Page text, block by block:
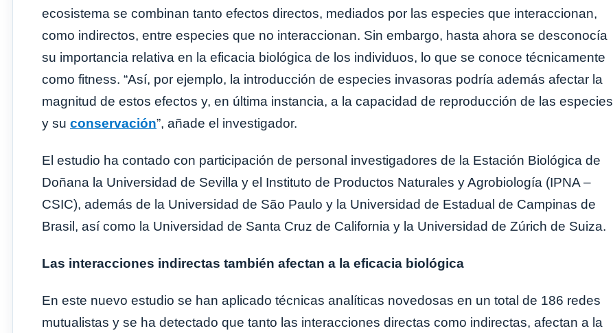
ecosistema se combinan tanto efectos directos, mediados por las especies que interaccionan,
como indirectos, entre especies que no interaccionan. Sin embargo, hasta ahora se desconocía
su importancia relativa en la eficacia biológica de los individuos, lo que se conoce técnicamente
como fitness. “Así, por ejemplo, la introducción de especies invasoras podría además afectar la
magnitud de estos efectos y, en última instancia, a la capacidad de reproducción de las especies
y su conservación”, añade el investigador.
El estudio ha contado con participación de personal investigadores de la Estación Biológica de
Doñana la Universidad de Sevilla y el Instituto de Productos Naturales y Agrobiología (IPNA –
CSIC), además de la Universidad de São Paulo y la Universidad de Estadual de Campinas de
Brasil, así como la Universidad de Santa Cruz de California y la Universidad de Zúrich de Suiza.
Las interacciones indirectas también afectan a la eficacia biológica
En este nuevo estudio se han aplicado técnicas analíticas novedosas en un total de 186 redes
mutualistas y se ha detectado que tanto las interacciones directas como indirectas, afectan a la